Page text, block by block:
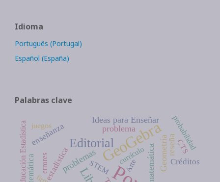
Idioma
Português (Portugal)
Español (España)
Palabras clave
GeoGebra
Editorial
matemática
problema
Geometría
Ideas para Enseñar
problemas
estadística
reseña
Créditos
enseñanza
Educación Estadística STEM
probabilidad
errores Arte
currículo CTS
juegos